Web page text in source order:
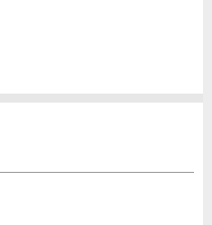
direkt mit dem